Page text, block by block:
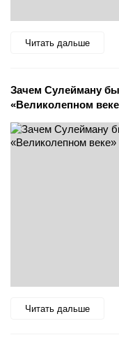
Читать дальше
Зачем Сулейману
«Великолепном
Читать дальше